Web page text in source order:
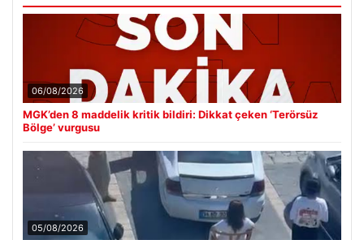
06/08/2026
MGK’den 8 maddelik kritik bildiri: Dikkat çeken ‘Terörsüz
Bölge’ vurgusu
05/08/2026